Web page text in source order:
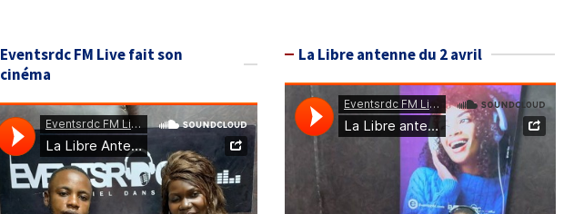
Eventsrdc FM Live fait son
cinéma
La Libre antenne du 2 avril